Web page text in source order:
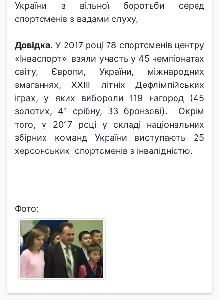
України з вільної боротьби серед
спортсменів з вадами слуху,
Довідка. У 2017 році 78 спортсменів центру
«Інваспорт» взяли участь у 45 чемпіонатах
світу, Європи, України, міжнародних
змаганнях, XXIII літніх Дефлімпійських
іграх, у яких вибороли 119 нагород (45
золотих, 41 срібну, 33 бронзові). Окрім
того, у 2017 році у складі національних
збірних команд України виступають 25
херсонських спортсменів з інвалідністю.
Фото: